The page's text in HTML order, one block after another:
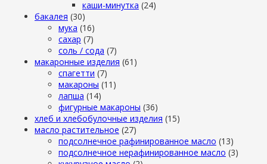
каши-минутка (24)
бакалея (30)
мука (16)
сахар (7)
cоль / cода (7)
макаронные изделия (61)
cпагетти (7)
макароны (11)
лапша (14)
фигурные макароны (36)
хлеб и хлебобулочные изделия (15)
масло растительное (27)
подсолнечное рафинированное масло (13)
подсолнечное нерафинированное масло (3)